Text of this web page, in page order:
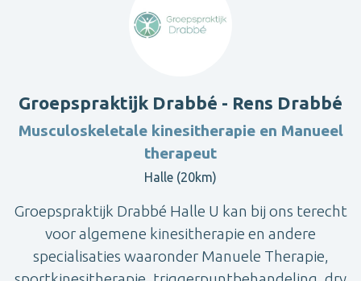
Groepspraktijk Drabbé - Rens Drabbé
Musculoskeletale kinesitherapie en Manueel
therapeut
Halle (20km)
Groepspraktijk Drabbé Halle U kan bij ons terecht
voor algemene kinesitherapie en andere
specialisaties waaronder Manuele Therapie,